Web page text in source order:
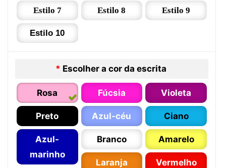
Estilo 7 Estilo 8 Estilo 9
Estilo 10
* Escolher a cor da escrita
Rosa Fúcsia Violeta
Preto Azul-céu Ciano
Azul-
marinho
Branco Amarelo
Laranja Vermelho